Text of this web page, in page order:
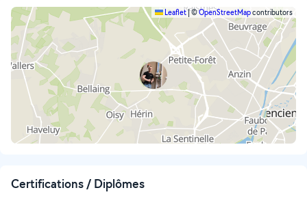
Leaflet|©OpenStreetMapcontributors
Certifications / Diplômes